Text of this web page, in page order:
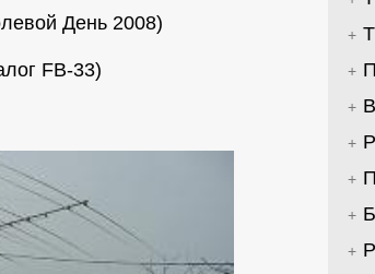
День 2008)
FB-33)